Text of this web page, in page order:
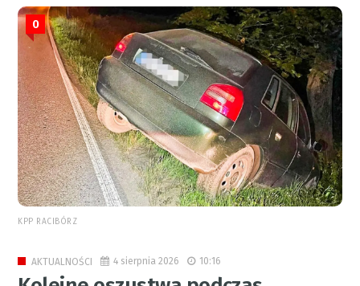
0
KPP RACIBÓRZ
AKTUALNOŚCI 4 sierpnia 2026 10:16